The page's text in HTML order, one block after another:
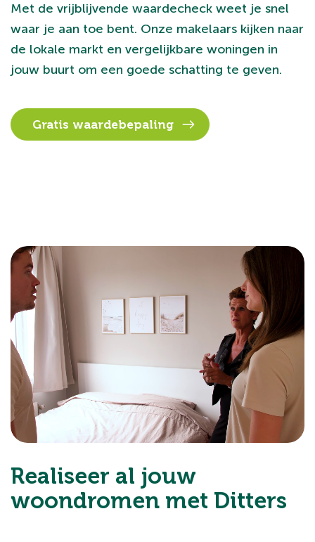
Met de vrijblijvende waardecheck weet je snel
waar je aan toe bent. Onze makelaars kijken naar
de lokale markt en vergelijkbare woningen in
jouw buurt om een goede schatting te geven.
Gratis waardebepaling
Realiseer al jouw
woondromen met Ditters